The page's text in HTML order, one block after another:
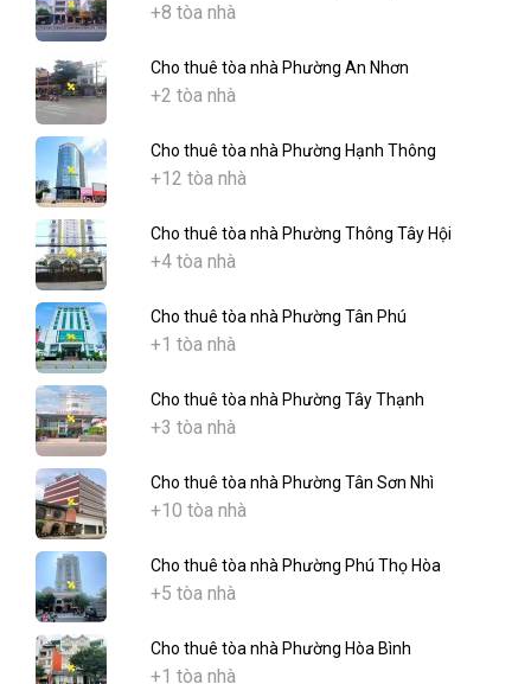
+8 tòa nhà
Cho thuê tòa nhà Phường An Nhơn
+2 tòa nhà
Cho thuê tòa nhà Phường Hạnh Thông
+12 tòa nhà
Cho thuê tòa nhà Phường Thông Tây Hội
+4 tòa nhà
Cho thuê tòa nhà Phường Tân Phú
+1 tòa nhà
Cho thuê tòa nhà Phường Tây Thạnh
+3 tòa nhà
Cho thuê tòa nhà Phường Tân Sơn Nhì
+10 tòa nhà
Cho thuê tòa nhà Phường Phú Thọ Hòa
+5 tòa nhà
Cho thuê tòa nhà Phường Hòa Bình
+1 tòa nhà